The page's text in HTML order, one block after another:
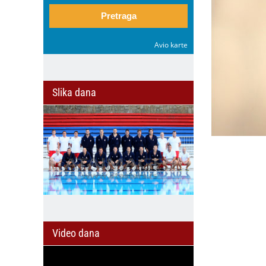
Omladinski
sport u
Beogradu
dobija novu
energiju:
NIKA CUP
2026 počinje
za dve
FSS povlači
podršku
Djaniju
Infantinu za
novi mandat
na mestu
predsednika
Pretraga
Avio karte
Slika dana
Video dana